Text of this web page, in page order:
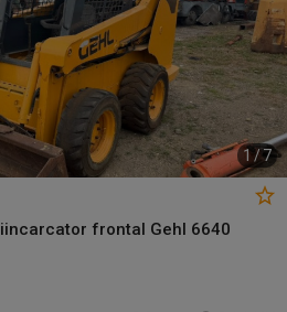
1/7
frontal Gehl 6640